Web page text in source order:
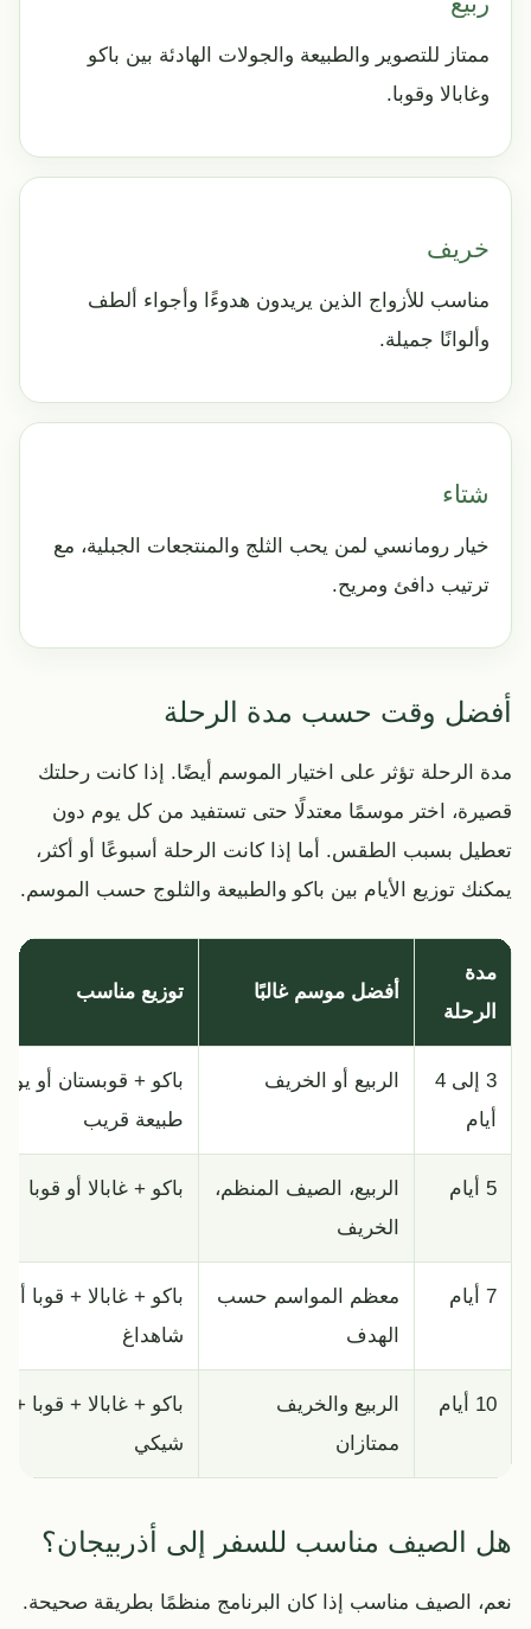
ممتاز للتصوير والطبيعة والجولات الهادئة بين باكو
وغابالا وقوبا.
خريف
مناسب للأزواج الذين يريدون هدوءًا وأجواء ألطف
وألوانًا جميلة.
شتاء
خيار رومانسي لمن يحب الثلج والمنتجعات الجبلية، مع
ترتيب دافئ ومريح.
أفضل وقت حسب مدة الرحلة
مدة الرحلة تؤثر على اختيار الموسم أيضًا. إذا كانت رحلتك
قصيرة، اختر موسمًا معتدلًا حتى تستفيد من كل يوم دون
تعطيل بسبب الطقس. أما إذا كانت الرحلة أسبوعًا أو أكثر،
يمكنك توزيع الأيام بين باكو والطبيعة والثلوج حسب الموسم.
مدة
الرحلة
أفضل موسم غالبًا توزيع مناسب
3 إلى 4
أيام
الربيع أو الخريف
باكو + قوبستان أو يوم
طبيعة قريب
5 أيام
الربيع، الصيف المنظم،
الخريف
باكو + غابالا أو قوبا
7 أيام
معظم المواسم حسب
الهدف
باكو + غابالا + قوبا أو
شاهداغ
10 أيام
الربيع والخريف
ممتازان
باكو + غابالا + قوبا +
شيكي
هل الصيف مناسب للسفر إلى أذربيجان؟
نعم، الصيف مناسب إذا كان البرنامج منظمًا بطريقة صحيحة.